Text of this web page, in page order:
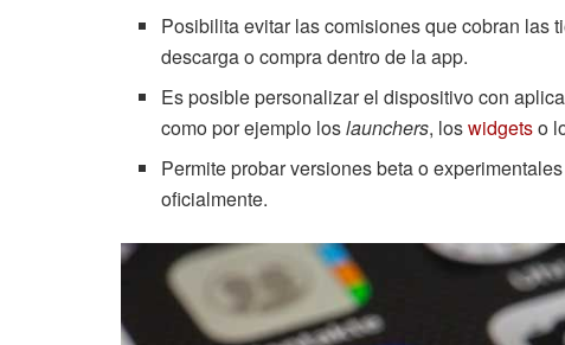
Posibilita evitar las comisiones que cobran las
descarga o compra dentro de la app.
Es posible personalizar el dispositivo con
como por ejemplo loslaunchers, loswidgetso
Permite probar versiones beta o
oficialmente.